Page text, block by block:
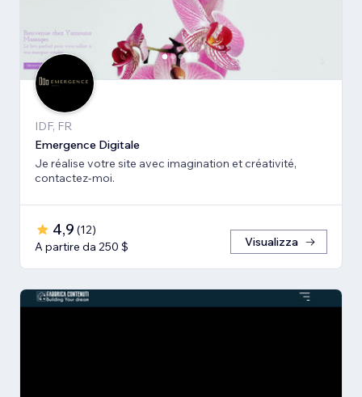
IDF, FR
Emergence Digitale
Je réalise votre site avec imagination et créativité,
contactez-moi.
4,9 (12)
A partire da 250 $
Visualizza